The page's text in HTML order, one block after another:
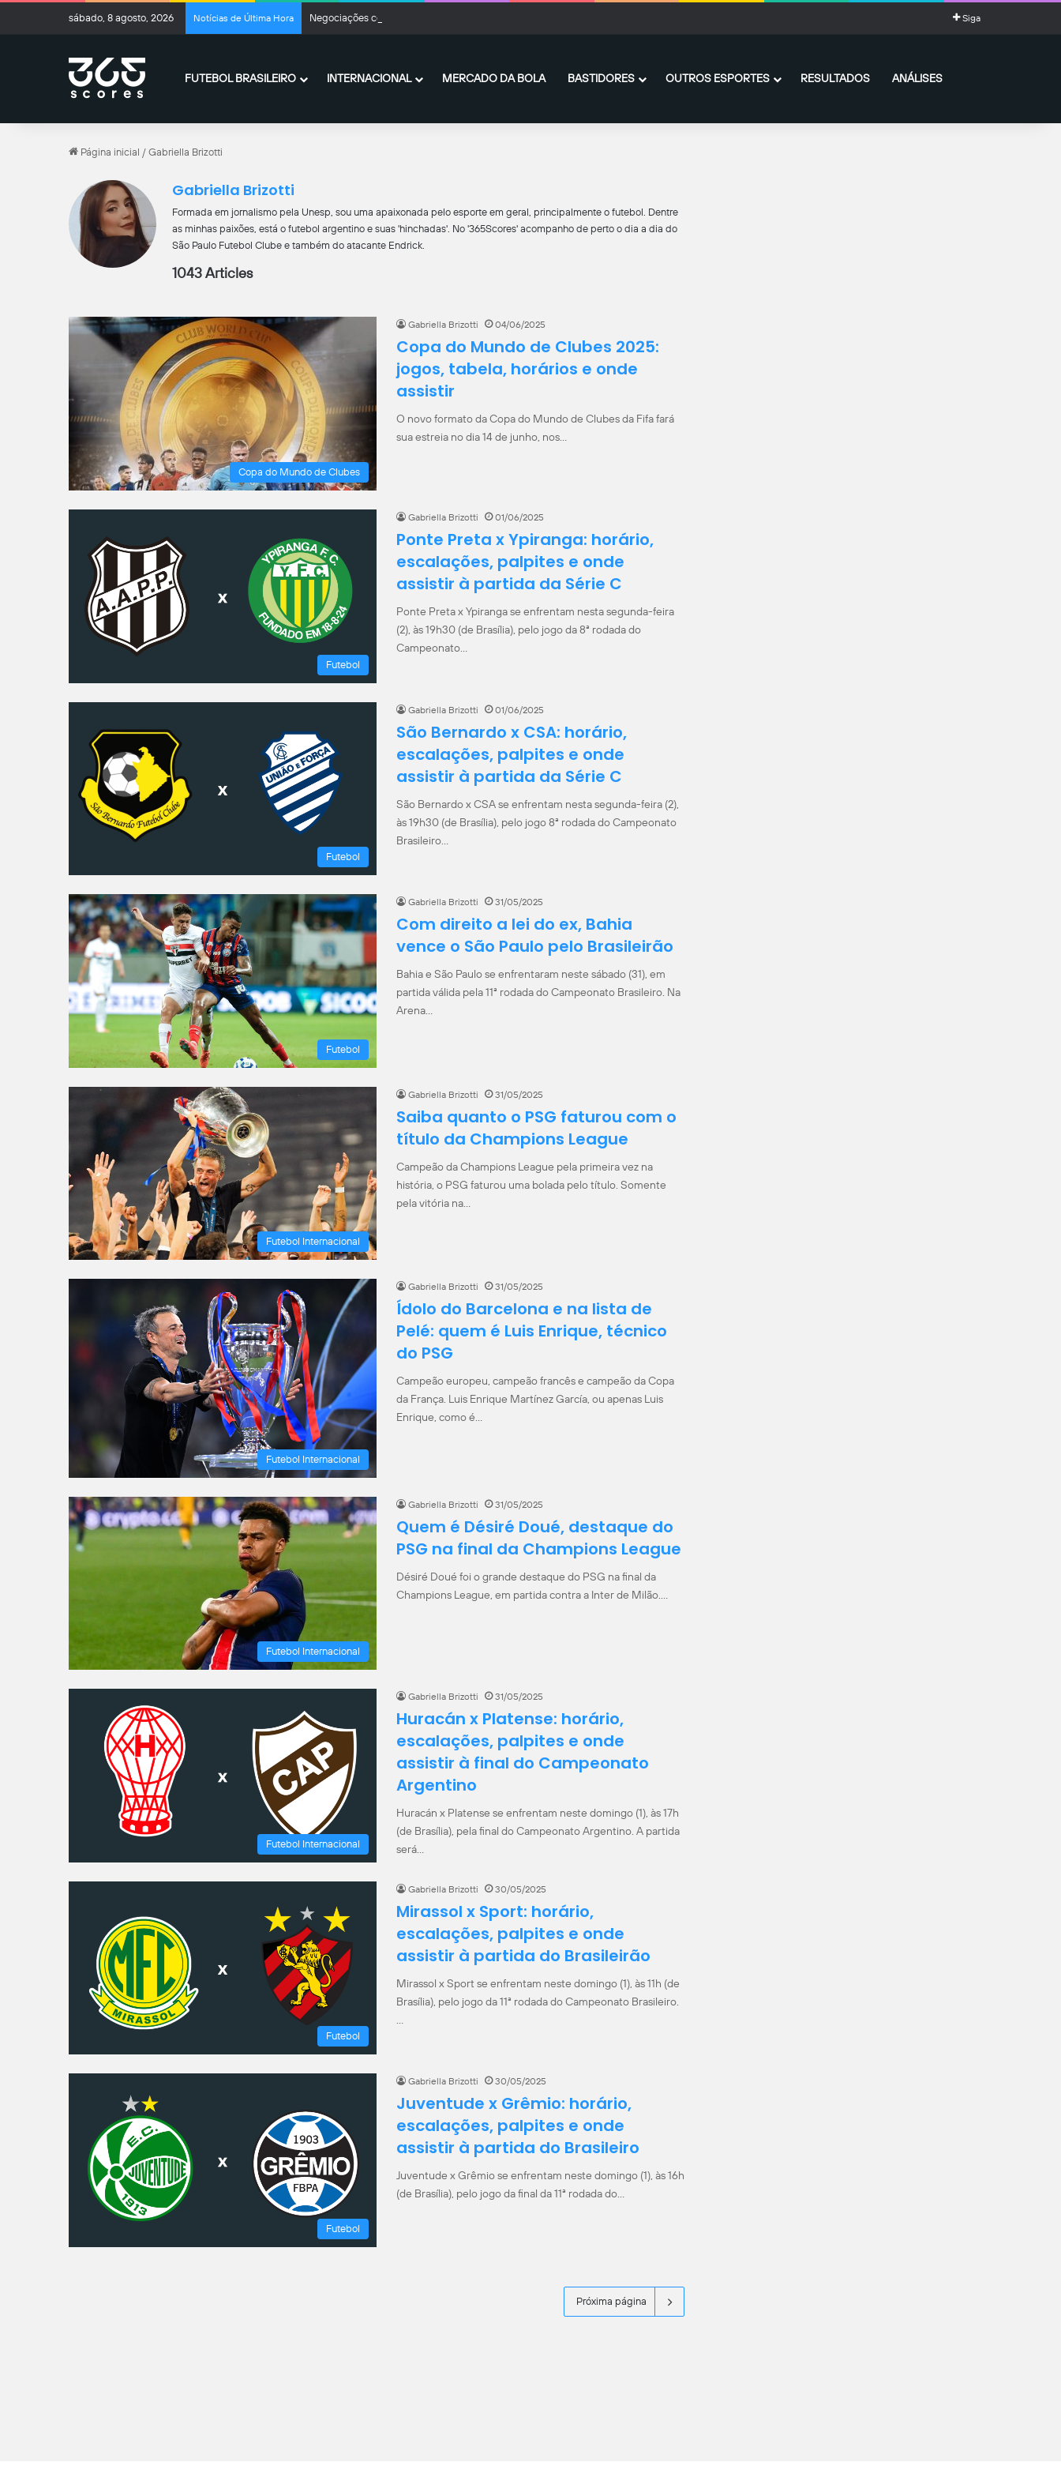
sábado, 8 agosto, 2026 Notícias de Última Hora Negociações com o Peñarol chegam ao fim, e De La Cruz fica no Flamengo Siga
FUTEBOL BRASILEIRO INTERNACIONAL MERCADO DA BOLA BASTIDORES OUTROS ESPORTES RESULTADOS ANÁLISES
Página inicial / Gabriella Brizotti
Gabriella Brizotti
Formada em jornalismo pela Unesp, sou uma apaixonada pelo esporte em geral, principalmente o futebol. Dentre
as minhas paixões, está o futebol argentino e suas 'hinchadas'. No '365Scores' acompanho de perto o dia a dia do
São Paulo Futebol Clube e também do atacante Endrick.
1043 Articles
Copa do Mundo de Clubes
Gabriella Brizotti 04/06/2025
Copa do Mundo de Clubes 2025:
jogos, tabela, horários e onde
assistir
O novo formato da Copa do Mundo de Clubes da Fifa fará
sua estreia no dia 14 de junho, nos…
Futebol
Gabriella Brizotti 01/06/2025
Ponte Preta x Ypiranga: horário,
escalações, palpites e onde
assistir à partida da Série C
Ponte Preta x Ypiranga se enfrentam nesta segunda-feira
(2), às 19h30 (de Brasília), pelo jogo da 8ª rodada do
Campeonato…
Futebol
Gabriella Brizotti 01/06/2025
São Bernardo x CSA: horário,
escalações, palpites e onde
assistir à partida da Série C
São Bernardo x CSA se enfrentam nesta segunda-feira (2),
às 19h30 (de Brasília), pelo jogo 8ª rodada do Campeonato
Brasileiro…
Futebol
Gabriella Brizotti 31/05/2025
Com direito a lei do ex, Bahia
vence o São Paulo pelo Brasileirão
Bahia e São Paulo se enfrentaram neste sábado (31), em
partida válida pela 11ª rodada do Campeonato Brasileiro. Na
Arena…
Futebol Internacional
Gabriella Brizotti 31/05/2025
Saiba quanto o PSG faturou com o
título da Champions League
Campeão da Champions League pela primeira vez na
história, o PSG faturou uma bolada pelo título. Somente
pela vitória na…
Futebol Internacional
Gabriella Brizotti 31/05/2025
Ídolo do Barcelona e na lista de
Pelé: quem é Luis Enrique, técnico
do PSG
Campeão europeu, campeão francês e campeão da Copa
da França. Luis Enrique Martínez García, ou apenas Luis
Enrique, como é…
Futebol Internacional
Gabriella Brizotti 31/05/2025
Quem é Désiré Doué, destaque do
PSG na final da Champions League
Désiré Doué foi o grande destaque do PSG na final da
Champions League, em partida contra a Inter de Milão.…
Futebol Internacional
Gabriella Brizotti 31/05/2025
Huracán x Platense: horário,
escalações, palpites e onde
assistir à final do Campeonato
Argentino
Huracán x Platense se enfrentam neste domingo (1), às 17h
(de Brasília), pela final do Campeonato Argentino. A partida
será…
Futebol
Gabriella Brizotti 30/05/2025
Mirassol x Sport: horário,
escalações, palpites e onde
assistir à partida do Brasileirão
Mirassol x Sport se enfrentam neste domingo (1), às 11h (de
Brasília), pelo jogo da 11ª rodada do Campeonato Brasileiro.
Futebol
Gabriella Brizotti 30/05/2025
Juventude x Grêmio: horário,
escalações, palpites e onde
assistir à partida do Brasileiro
Juventude x Grêmio se enfrentam neste domingo (1), às 16h
(de Brasília), pelo jogo da final da 11ª rodada do…
Próxima página